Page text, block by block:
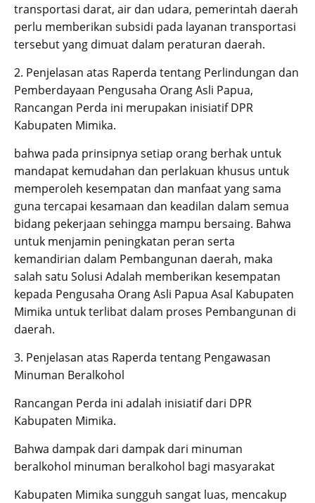
transportasi darat, air dan udara, pemerintah daerah
perlu memberikan subsidi pada layanan transportasi
tersebut yang dimuat dalam peraturan daerah.
2. Penjelasan atas Raperda tentang Perlindungan dan
Pemberdayaan Pengusaha Orang Asli Papua,
Rancangan Perda ini merupakan inisiatif DPR
Kabupaten Mimika.
bahwa pada prinsipnya setiap orang berhak untuk
mandapat kemudahan dan perlakuan khusus untuk
memperoleh kesempatan dan manfaat yang sama
guna tercapai kesamaan dan keadilan dalam semua
bidang pekerjaan sehingga mampu bersaing. Bahwa
untuk menjamin peningkatan peran serta
kemandirian dalam Pembangunan daerah, maka
salah satu Solusi Adalah memberikan kesempatan
kepada Pengusaha Orang Asli Papua Asal Kabupaten
Mimika untuk terlibat dalam proses Pembangunan di
daerah.
3. Penjelasan atas Raperda tentang Pengawasan
Minuman Beralkohol
Rancangan Perda ini adalah inisiatif dari DPR
Kabupaten Mimika.
Bahwa dampak dari dampak dari minuman
beralkohol minuman beralkohol bagi masyarakat
Kabupaten Mimika sungguh sangat luas, mencakup